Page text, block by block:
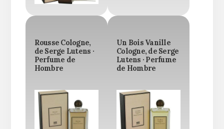
Rousse Cologne,
de Serge Lutens ·
Perfume de
Hombre
Un Bois Vanille
Cologne, de Serge
Lutens · Perfume
de Hombre